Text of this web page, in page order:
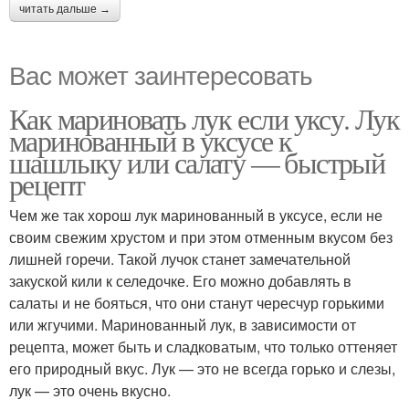
читать дальше →
Вас может заинтересовать
Как мариновать лук если уксу. Лук
маринованный в уксусе к
шашлыку или салату — быстрый
рецепт
Чем же так хорош лук маринованный в уксусе, если не
своим свежим хрустом и при этом отменным вкусом без
лишней горечи. Такой лучок станет замечательной
закуской кили к селедочке. Его можно добавлять в
салаты и не бояться, что они станут чересчур горькими
или жгучими. Маринованный лук, в зависимости от
рецепта, может быть и сладковатым, что только оттеняет
его природный вкус. Лук — это не всегда горько и слезы,
лук — это очень вкусно.